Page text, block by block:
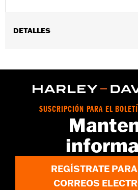
DETALLES
vinRequerido:false
GARANTÍA:90 días de garantía
d.com/warrantypara obtener más
Breathable
SUSCRIPCIÓN PARA EL
REGÍSTRATE
CORREOS